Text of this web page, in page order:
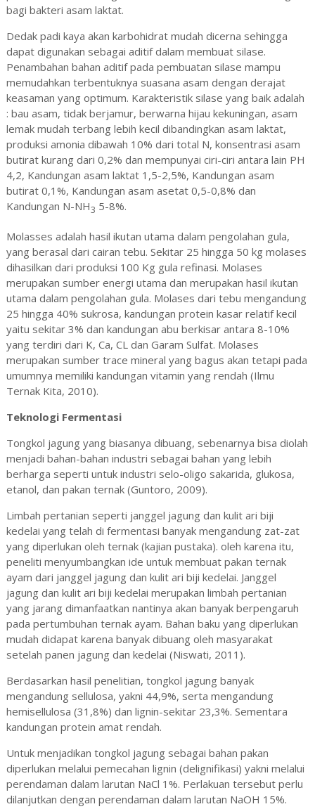
bagi bakteri asam laktat.
Dedak padi kaya akan karbohidrat mudah dicerna sehingga
dapat digunakan sebagai aditif dalam membuat silase.
Penambahan bahan aditif pada pembuatan silase mampu
memudahkan terbentuknya suasana asam dengan derajat
keasaman yang optimum. Karakteristik silase yang baik adalah
: bau asam, tidak berjamur, berwarna hijau kekuningan, asam
lemak mudah terbang lebih kecil dibandingkan asam laktat,
produksi amonia dibawah 10% dari total N, konsentrasi asam
butirat kurang dari 0,2% dan mempunyai ciri-ciri antara lain PH
4,2, Kandungan asam laktat 1,5-2,5%, Kandungan asam
butirat 0,1%, Kandungan asam asetat 0,5-0,8% dan
Kandungan N-NH3 5-8%.
Molasses adalah hasil ikutan utama dalam pengolahan gula,
yang berasal dari cairan tebu. Sekitar 25 hingga 50 kg molases
dihasilkan dari produksi 100 Kg gula refinasi. Molases
merupakan sumber energi utama dan merupakan hasil ikutan
utama dalam pengolahan gula. Molases dari tebu mengandung
25 hingga 40% sukrosa, kandungan protein kasar relatif kecil
yaitu sekitar 3% dan kandungan abu berkisar antara 8-10%
yang terdiri dari K, Ca, CL dan Garam Sulfat. Molases
merupakan sumber trace mineral yang bagus akan tetapi pada
umumnya memiliki kandungan vitamin yang rendah (Ilmu
Ternak Kita, 2010).
Teknologi Fermentasi
Tongkol jagung yang biasanya dibuang, sebenarnya bisa diolah
menjadi bahan-bahan industri sebagai bahan yang lebih
berharga seperti untuk industri selo-oligo sakarida, glukosa,
etanol, dan pakan ternak (Guntoro, 2009).
Limbah pertanian seperti janggel jagung dan kulit ari biji
kedelai yang telah di fermentasi banyak mengandung zat-zat
yang diperlukan oleh ternak (kajian pustaka). oleh karena itu,
peneliti menyumbangkan ide untuk membuat pakan ternak
ayam dari janggel jagung dan kulit ari biji kedelai. Janggel
jagung dan kulit ari biji kedelai merupakan limbah pertanian
yang jarang dimanfaatkan nantinya akan banyak berpengaruh
pada pertumbuhan ternak ayam. Bahan baku yang diperlukan
mudah didapat karena banyak dibuang oleh masyarakat
setelah panen jagung dan kedelai (Niswati, 2011).
Berdasarkan hasil penelitian, tongkol jagung banyak
mengandung sellulosa, yakni 44,9%, serta mengandung
hemisellulosa (31,8%) dan lignin-sekitar 23,3%. Sementara
kandungan protein amat rendah.
Untuk menjadikan tongkol jagung sebagai bahan pakan
diperlukan melalui pemecahan lignin (delignifikasi) yakni melalui
perendaman dalam larutan NaCl 1%. Perlakuan tersebut perlu
dilanjutkan dengan perendaman dalam larutan NaOH 15%.